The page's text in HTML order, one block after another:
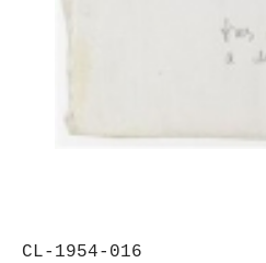
CL-1954-016